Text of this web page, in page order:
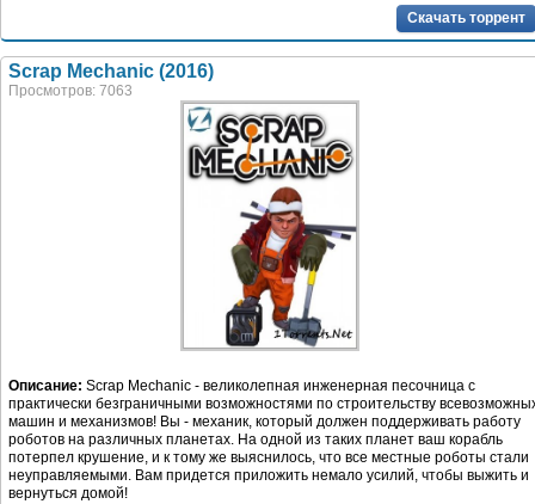
Скачать торрент
Scrap Mechanic (2016)
Просмотров: 7063
Описание: Scrap Mechanic - великолепная инженерная песочница с
практически безграничными возможностями по строительству
машин и механизмов! Вы - механик, который должен поддерживать работу
роботов на различных планетах. На одной из таких планет ваш корабль
потерпел крушение, и к тому же выяснилось, что все местные роботы стали
неуправляемыми. Вам придется приложить немало усилий, чтобы выжить и
вернуться домой!